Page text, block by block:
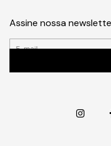
Assine nossa